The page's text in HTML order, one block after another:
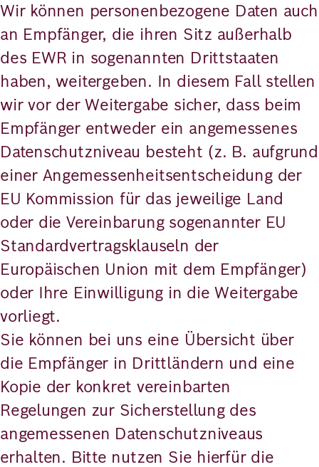
Wir können personenbezogene Daten auch
an Empfänger, die ihren Sitz außerhalb
des EWR in sogenannten Drittstaaten
haben, weitergeben. In diesem Fall stellen
wir vor der Weitergabe sicher, dass beim
Empfänger entweder ein angemessenes
Datenschutzniveau besteht (z. B. aufgrund
einer Angemessenheitsentscheidung der
EU Kommission für das jeweilige Land
oder die Vereinbarung sogenannter EU
Standardvertragsklauseln der
Europäischen Union mit dem Empfänger)
oder Ihre Einwilligung in die Weitergabe
vorliegt.
Sie können bei uns eine Übersicht über
die Empfänger in Drittländern und eine
Kopie der konkret vereinbarten
Regelungen zur Sicherstellung des
angemessenen Datenschutzniveaus
erhalten. Bitte nutzen Sie hierfür die